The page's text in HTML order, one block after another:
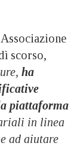
scorso,
ha
piattaforma
in linea
ad aiutare